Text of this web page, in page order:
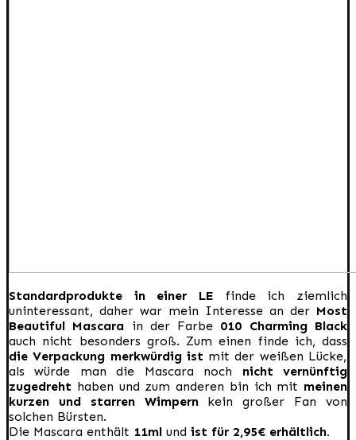
Standardprodukte in einer LE finde ich ziemlich
uninteressant, daher war mein Interesse an der Most
Beautiful Mascara in der Farbe 010 Charming Black
auch nicht besonders groß. Zum einen finde ich, dass
die Verpackung merkwürdig ist mit der weißen Lücke,
als würde man die Mascara noch nicht vernünftig
zugedreht haben und zum anderen bin ich mit meinen
kurzen und starren Wimpernkein großer Fan von
solchen Bürsten.
Die Mascara enthält 11ml und ist für 2,95€ erhältlich.